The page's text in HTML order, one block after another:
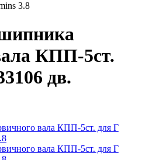
3.8
КПП-5ст.
дв.